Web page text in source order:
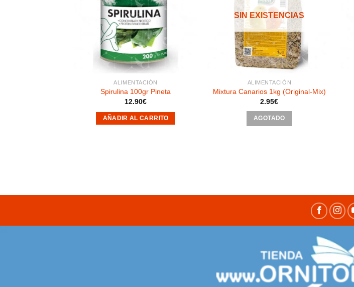
ALIMENTACIÓN
Spirulina 100gr Pineta
12.90€
AÑADIR AL CARRITO
deseos
SIN EXISTENCIAS
ALIMENTACIÓN
Mixtura Canarios 1kg (Original-Mix)
2.95€
AGOTADO